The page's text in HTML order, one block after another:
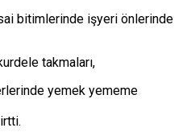
bitimlerinde işyeri önlerinde
takmaları,
yemek yememe